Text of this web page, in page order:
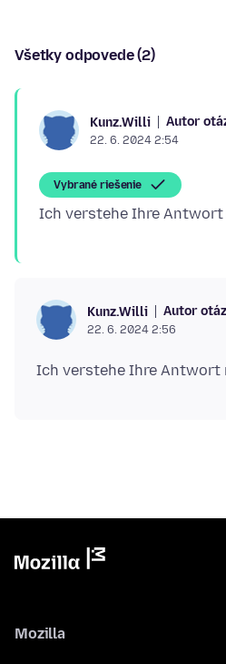
Všetky odpovede (2)
Kunz.Willi Autor
22. 6. 2024 2:54
Vybrané riešenie
Kunz.Willi Autor
22. 6. 2024 2:56
Mozilla